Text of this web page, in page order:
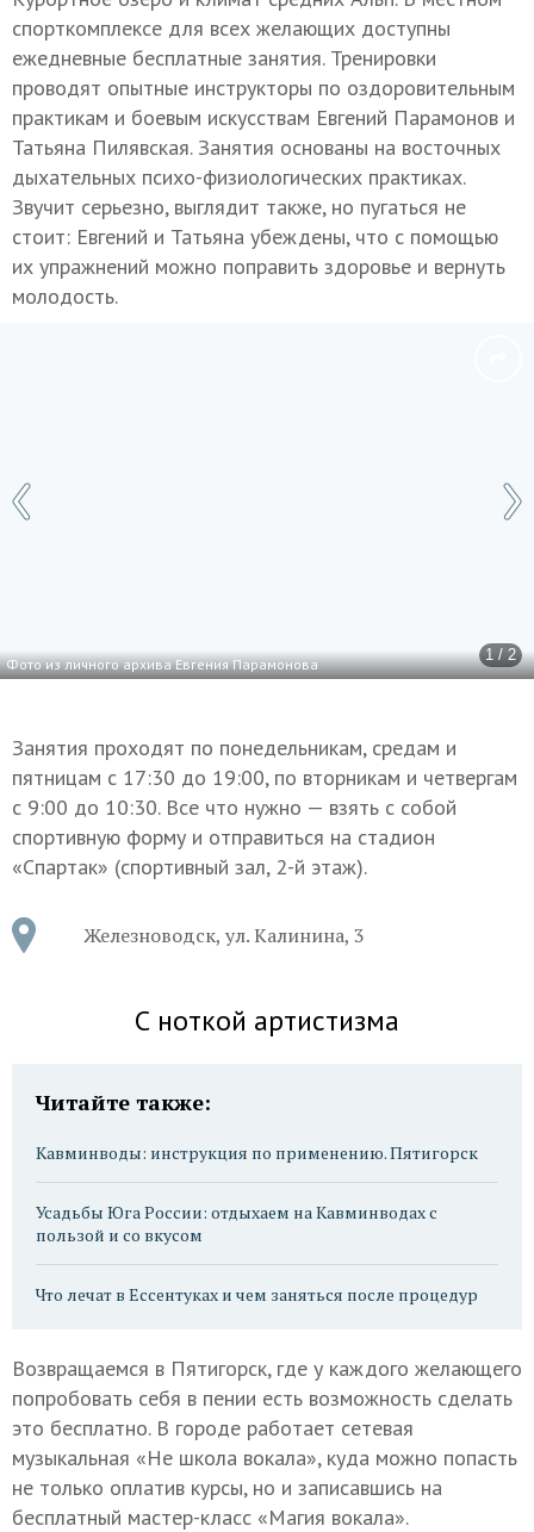
спорткомплексе для всех желающих доступны
ежедневные бесплатные занятия. Тренировки
проводят опытные инструкторы по оздоровительным
практикам и боевым искусствам Евгений Парамонов и
Татьяна Пилявская. Занятия основаны на восточных
дыхательных психо-физиологических практиках.
Звучит серьезно, выглядит также, но пугаться не
стоит: Евгений и Татьяна убеждены, что с помощью
их упражнений можно поправить здоровье и вернуть
молодость.
1 / 2
Фото из личного архива Евгения Парамонова
Занятия проходят по понедельникам, средам и
пятницам с 17:30 до 19:00, по вторникам и четвергам
с 9:00 до 10:30. Все что нужно — взять с собой
спортивную форму и отправиться на стадион
«Спартак» (спортивный зал, 2-й этаж).
Железноводск, ул. Калинина, 3
С ноткой артистизма
Читайте также:
Кавминводы: инструкция по применению. Пятигорск
Усадьбы Юга России: отдыхаем на Кавминводах с
пользой и со вкусом
Что лечат в Ессентуках и чем заняться после процедур
Возвращаемся в Пятигорск, где у каждого желающего
попробовать себя в пении есть возможность сделать
это бесплатно. В городе работает сетевая
музыкальная «Не школа вокала», куда можно попасть
не только оплатив курсы, но и записавшись на
бесплатный мастер-класс «Магия вокала».